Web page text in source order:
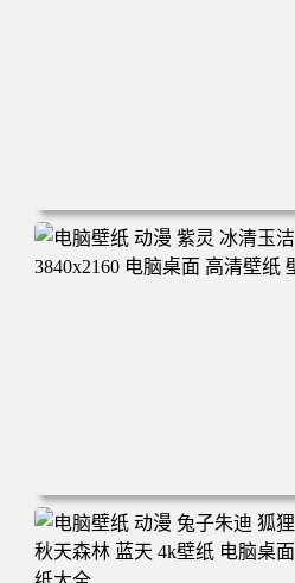
电脑壁纸 动漫 凡人修仙传 韩立
脑桌面 高清壁纸 壁纸下载 壁纸
电脑壁纸 动漫 紫灵 冰清玉洁《凡
160 电脑桌面 高清壁纸 壁纸下载